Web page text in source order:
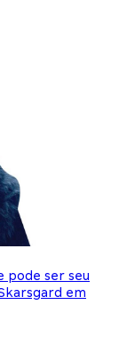
pode ser seu
em